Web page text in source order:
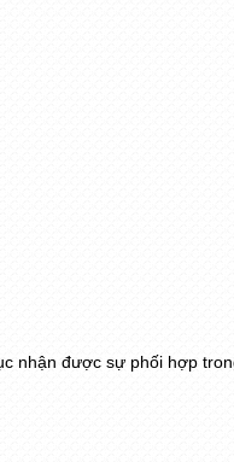
nhận được sự phối hợp